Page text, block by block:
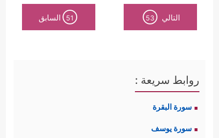
التالي 53
51 السابق
روابط سريعة :
سورة البقرة
سورة يوسف